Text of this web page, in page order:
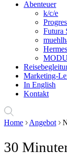
Abenteuer
k/c/e
Futura
Marketing-
In English
Kontakt
Home Angebot
30